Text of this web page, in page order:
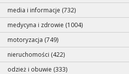
media i informacje (732)
medycyna i zdrowie (1004)
motoryzacja (749)
nieruchomości (422)
odzież i obuwie (333)